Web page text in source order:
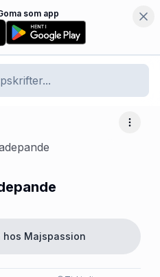
som app
Flere
hos Majspassion